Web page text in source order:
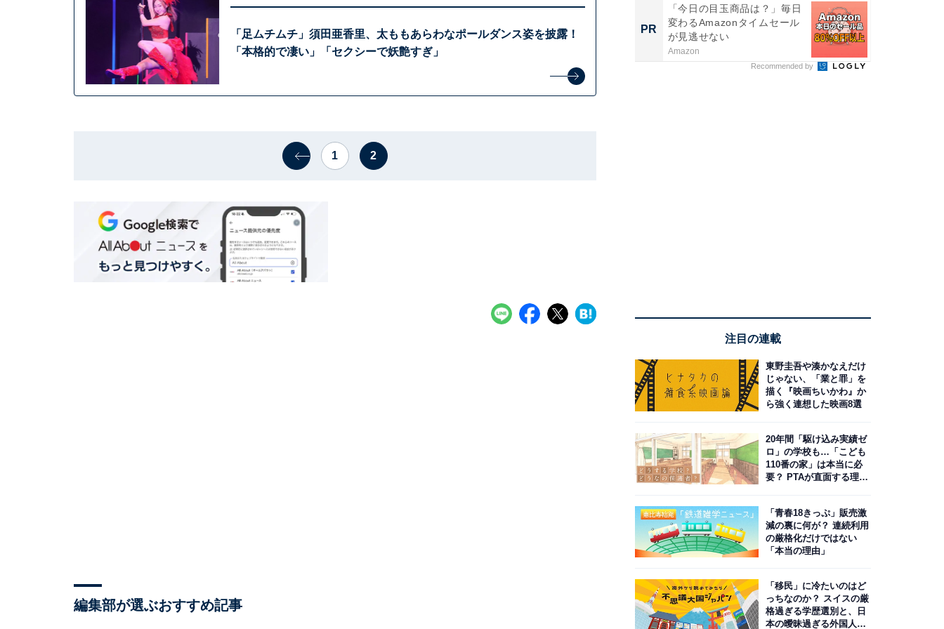
「足ムチムチ」須田亜香里、太ももあらわなポールダンス姿を披露！
「本格的で凄い」「セクシーで妖艶すぎ」
1 2
編集部が選ぶおすすめ記事
PR
「今日の目玉商品は？」毎日
変わるAmazonタイムセール
が見逃せない
Amazon
Recommended by
注目の連載
東野圭吾や湊かなえだけ
じゃない、「業と罪」を
描く『映画ちいかわ』か
ら強く連想した映画8選
20年間「駆け込み実績ゼ
ロ」の学校も…「こども
110番の家」は本当に必
要？ PTAが直面する理想
「青春18きっぷ」販売激
減の裏に何が？ 連続利用
の厳格化だけではない
「本当の理由」
「移民」に冷たいのはど
っちなのか？ スイスの厳
格過ぎる学歴選別と、日
本の曖昧過ぎる外国人政